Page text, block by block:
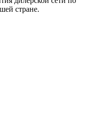
стране.